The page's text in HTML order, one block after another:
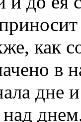
как
в
дне
над